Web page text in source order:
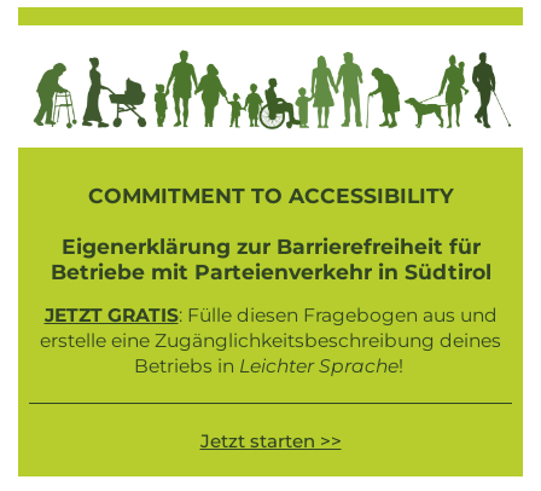
COMMITMENT TO ACCESSIBILITY
Eigenerklärung zur Barrierefreiheit für
Betriebe mit Parteienverkehr in Südtirol
JETZT GRATIS: Fülle diesen Fragebogen aus und
erstelle eine Zugänglichkeitsbeschreibung deines
Betriebs in Leichter Sprache!
Jetzt starten >>